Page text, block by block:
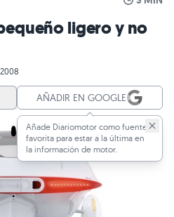
ligero y no
AÑADIR EN GOOGLE
Añade Diariomotor como fuente
favorita para estar a la última en
la información de motor.